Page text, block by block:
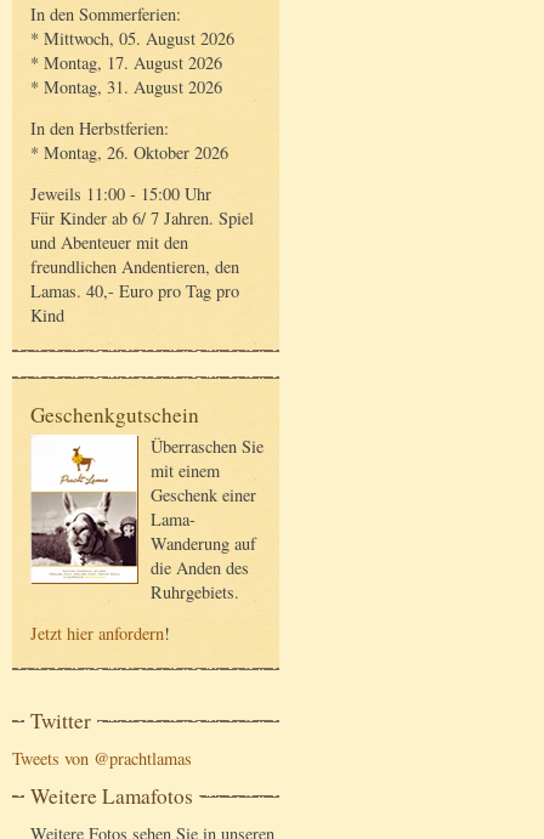
In den Sommerferien:
* Mittwoch, 05. August 2026
* Montag, 17. August 2026
* Montag, 31. August 2026
In den Herbstferien:
* Montag, 26. Oktober 2026
Jeweils 11:00 - 15:00 Uhr
Für Kinder ab 6/ 7 Jahren. Spiel
und Abenteuer mit den
freundlichen Andentieren, den
Lamas. 40,- Euro pro Tag pro
Kind
Geschenkgutschein
Überraschen Sie
mit einem
Geschenk einer
Lama-
Wanderung auf
die Anden des
Ruhrgebiets.
Jetzt hier anfordern!
Twitter
Tweets von @prachtlamas
Weitere Lamafotos
Weitere Fotos sehen Sie in unseren